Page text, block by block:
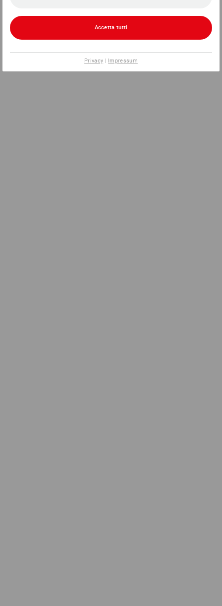
Accetta tutti
Privacy | Impressum